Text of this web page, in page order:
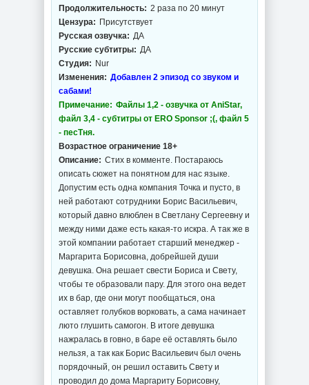
Продолжительность: 2 раза по 20 минут
Цензура: Присутствует
Русская озвучка: ДА
Русские субтитры: ДА
Студия: Nur
Изменения: Добавлен 2 эпизод со звуком и
сабами!
Примечание: Файлы 1,2 - озвучка от AniStar,
файл 3,4 - субтитры от ERO Sponsor ;(, файл 5
- песТня.
Возрастное ограничение 18+
Описание: Стих в комменте. Постараюсь
описать сюжет на понятном для нас языке.
Допустим есть одна компания Точка и пусто, в
ней работают сотрудники Борис Васильевич,
который давно влюблен в Светлану Сергеевну и
между ними даже есть какая-то искра. А так же в
этой компании работает старший менеджер -
Маргарита Борисовна, добрейшей души
девушка. Она решает свести Бориса и Свету,
чтобы те образовали пару. Для этого она ведет
их в бар, где они могут пообщаться, она
оставляет голубков ворковать, а сама начинает
люто глушить самогон. В итоге девушка
нажралась в говно, в баре её оставлять было
нельзя, а так как Борис Васильевич был очень
порядочный, он решил оставить Свету и
проводил до дома Маргариту Борисовну,